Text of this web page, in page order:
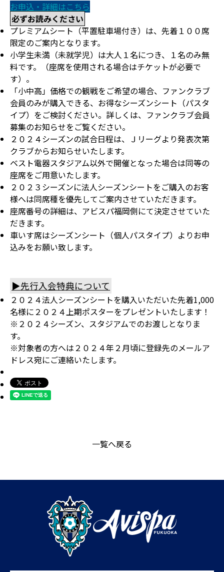
お申込・詳細はこちら
必ずお読みください
プレミアムシート（平置駐車場付き）は、先着１００席
限定のご案内となります。
小学生未満（未就学児）は大人１名につき、１名のみ無
料です。（座席を使用される場合はチケットが必要で
す）。
「小中高」価格での観戦をご希望の場合、ファンクラブ
会員のみが購入できる、お得なシーズンシート（パスタ
イプ）をご検討ください。詳しくは、ファンクラブ会員
募集のお知らせをご覧ください。
２０２４シーズンの試合日程は、Ｊリーグより発表次第
クラブからお知らせいたします。
ベスト電器スタジアム以外で開催となった場合は同等の
座席をご用意いたします。
２０２３シーズンに法人シーズンシートをご購入のお客
様へは同席種を優先してご案内させていただきます。
座席番号の詳細は、アビスパ福岡側にて決定させていた
だきます。
車いす席はシーズンシート（個人パスタイプ）よりお申
込みをお願い致します。
▶先行入会特典について
２０２４法人シーズンシートを購入いただいた先着1,000
名様に２０２４上期ポスターをプレゼントいたします！
※２０２４シーズン、スタジアムでのお渡しとなりま
す。
※対象者の方へは２０２４年２月頃に登録先のメールア
ドレス宛にご連絡いたします。
一覧へ戻る